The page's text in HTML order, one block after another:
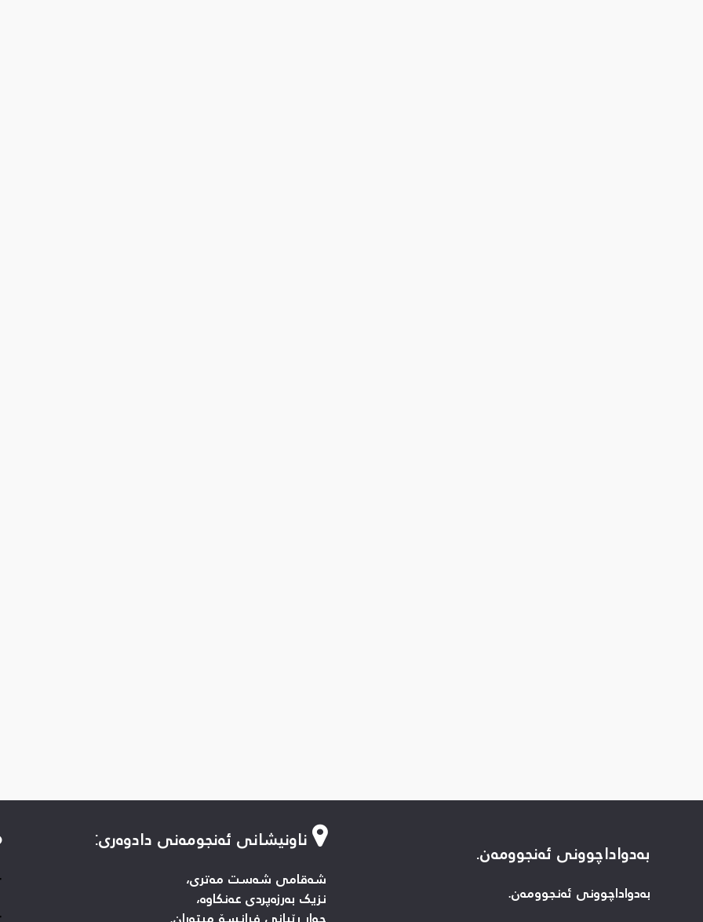
بەدواداچوونی ئەنجوومەن.
بەدواداچوونی ئەنجوومەن.
ناونیشانی ئەنجومەنی دادوەری:
شەقامی شەست مەتری،
نزیک بەرزەپردی عەنکاوە،
چوار ڕێیانی فرانسۆ میتەران.